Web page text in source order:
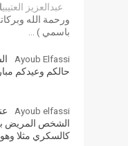
عبدالعزيز العتيبي
ورحمة الله
باسمي ) …
Ayoub Elfassi
حالكم وعيدكم
Ayoub elfassi
الشخص المريض
كالسكري مثلا وهو